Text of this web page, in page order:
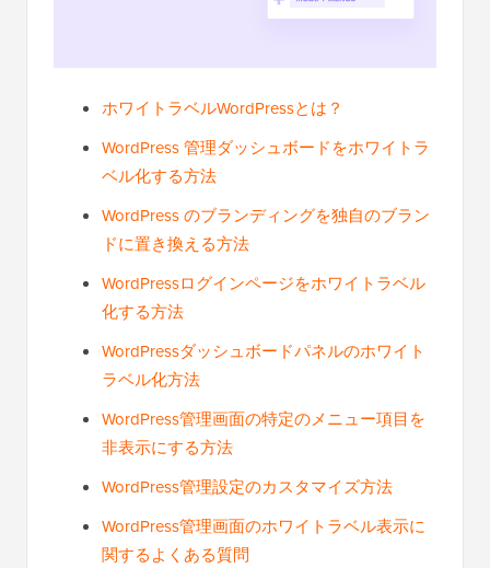
ホワイトラベルWordPressとは？
WordPress 管理ダッシュボードをホワイトラ
ベル化する方法
WordPress のブランディングを独自のブラン
ドに置き換える方法
WordPressログインページをホワイトラベル
化する方法
WordPressダッシュボードパネルのホワイト
ラベル化方法
WordPress管理画面の特定のメニュー項目を
非表示にする方法
WordPress管理設定のカスタマイズ方法
WordPress管理画面のホワイトラベル表示に
関するよくある質問